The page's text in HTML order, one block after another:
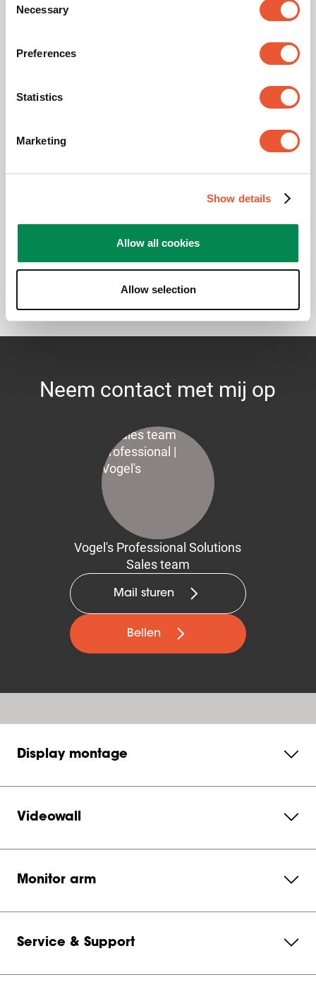
Selection
Necessary
Preferences
Statistics
Marketing
Show details
Allow all cookies
Allow selection
Montagehandleiding
Productfolder
Neem contact met mij op
Vogel's Professional Solutions
Sales team
Mail sturen
Bellen
Display montage
Videowall
Monitor arm
Service & Support